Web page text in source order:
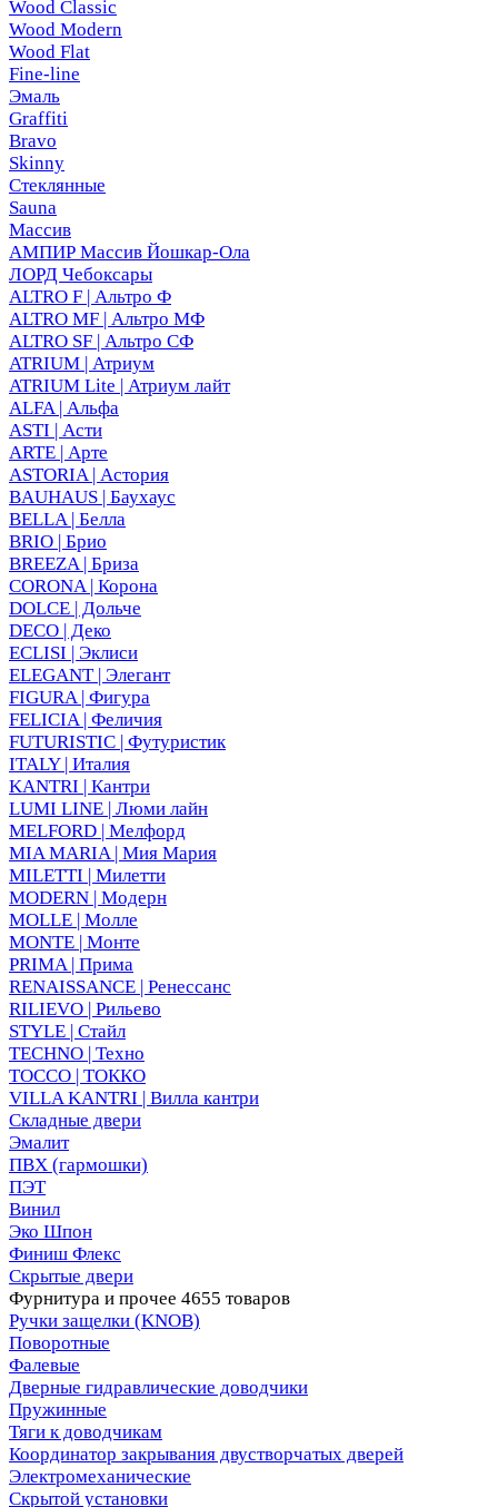
Wood Classic
Wood Modern
Wood Flat
Fine-line
Эмаль
Graffiti
Bravo
Skinny
Стеклянные
Sauna
Массив
АМПИР Массив Йошкар-Ола
ЛОРД Чебоксары
ALTRO F | Альтро Ф
ALTRO MF | Альтро МФ
ALTRO SF | Альтро СФ
ATRIUM | Атриум
ATRIUM Lite | Атриум лайт
ALFA | Альфа
ASTI | Асти
ARTE | Арте
ASTORIA | Астория
BAUHAUS | Баухаус
BELLA | Белла
BRIO | Брио
BREEZA | Бриза
CORONA | Корона
DOLCE | Дольче
DECO | Деко
ECLISI | Эклиси
ELEGANT | Элегант
FIGURA | Фигура
FELICIA | Феличия
FUTURISTIC | Футуристик
ITALY | Италия
KANTRI | Кантри
LUMI LINE | Люми лайн
MELFORD | Мелфорд
MIA MARIA | Мия Мария
MILETTI | Милетти
MODERN | Модерн
MOLLE | Молле
MONTE | Монте
PRIMA | Прима
RENAISSANCE | Ренессанс
RILIEVO | Рильево
STYLE | Стайл
TECHNO | Техно
TOCCO | ТОККО
VILLA KANTRI | Вилла кантри
Складные двери
Эмалит
ПВХ (гармошки)
ПЭТ
Винил
Эко Шпон
Финиш Флекс
Скрытые двери
Фурнитура и прочее 4655 товаров
Ручки защелки (KNOB)
Поворотные
Фалевые
Дверные гидравлические доводчики
Пружинные
Тяги к доводчикам
Координатор закрывания двустворчатых дверей
Электромеханические
Скрытой установки